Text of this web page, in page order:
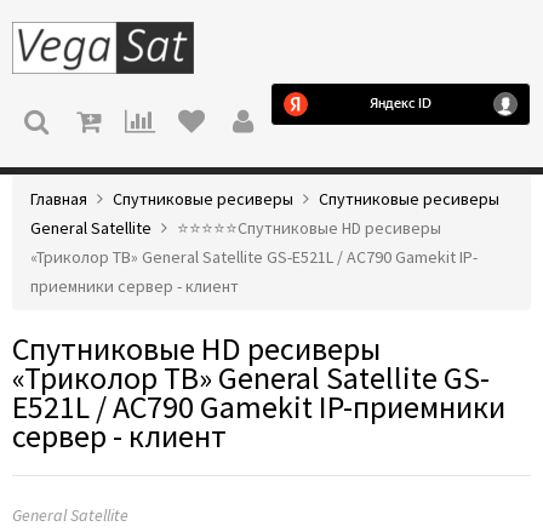
МЕНЮ
Главная Спутниковые ресиверы
Спутниковые ресиверы
General Satellite
⭐️⭐️⭐️⭐️⭐️Спутниковые HD ресиверы
«Триколор ТВ» General Satellite GS-E521L / AC790 Gamekit IP-
приемники сервер - клиент
Спутниковые HD ресиверы
«Триколор ТВ» General Satellite GS-
E521L / AC790 Gamekit IP-приемники
сервер - клиент
General Satellite